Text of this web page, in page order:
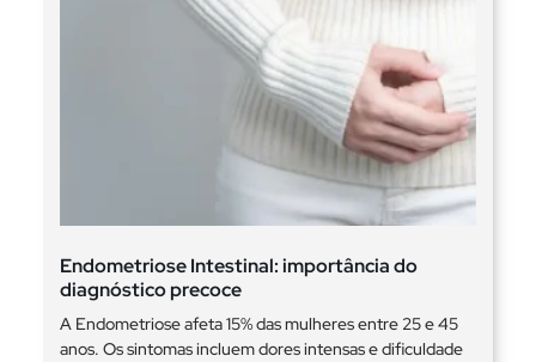
Endometriose Intestinal: importância do
diagnóstico precoce
A Endometriose afeta 15% das mulheres entre 25 e 45
anos. Os sintomas incluem dores intensas e dificuldade